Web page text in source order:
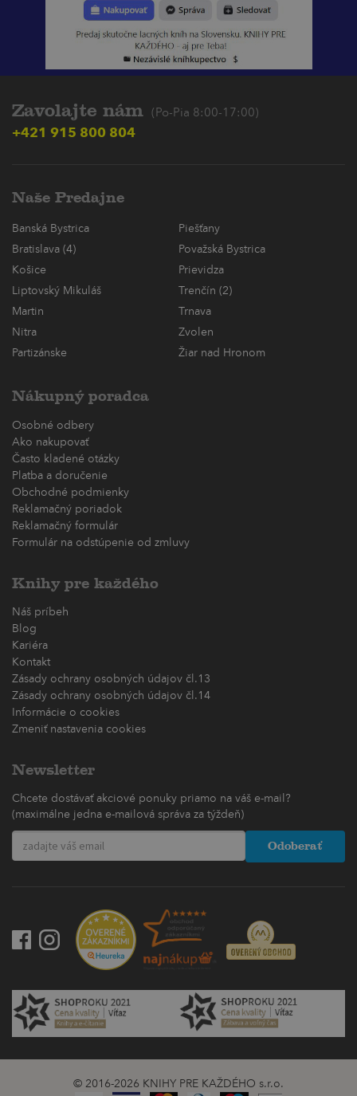
Zavolajte nám (Po-Pia 8:00-17:00)
+421 915 800 804
Naše Predajne
Banská Bystrica
Piešťany
Bratislava (4)
Považská Bystrica
Košice
Prievidza
Liptovský Mikuláš
Trenčín (2)
Martin
Trnava
Nitra
Zvolen
Partizánske
Žiar nad Hronom
Nákupný poradca
Osobné odbery
Ako nakupovať
Často kladené otázky
Platba a doručenie
Obchodné podmienky
Reklamačný poriadok
Reklamačný formulár
Formulár na odstúpenie od zmluvy
Knihy pre každého
Náš príbeh
Blog
Kariéra
Kontakt
Zásady ochrany osobných údajov čl.13
Zásady ochrany osobných údajov čl.14
Informácie o cookies
Zmeniť nastavenia cookies
Newsletter
Chcete dostávať akciové ponuky priamo na váš e-mail?
(maximálne jedna e-mailová správa za týždeň)
Odoberať
© 2016-2026 KNIHY PRE KAŽDÉHO s.r.o.